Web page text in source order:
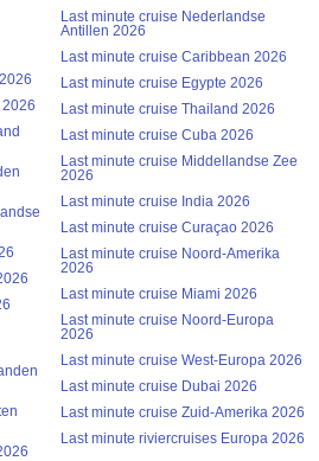
Last minute cruise Nederlandse
Antillen 2026
Last minute cruise Caribbean 2026
Last minute cruise Egypte 2026
Last minute cruise Thailand 2026
Last minute cruise Cuba 2026
Last minute cruise Middellandse Zee
2026
Last minute cruise India 2026
Last minute cruise Curaçao 2026
Last minute cruise Noord-Amerika
2026
Last minute cruise Miami 2026
Last minute cruise Noord-Europa
2026
Last minute cruise West-Europa 2026
Last minute cruise Dubai 2026
Last minute cruise Zuid-Amerika 2026
Last minute riviercruises Europa 2026